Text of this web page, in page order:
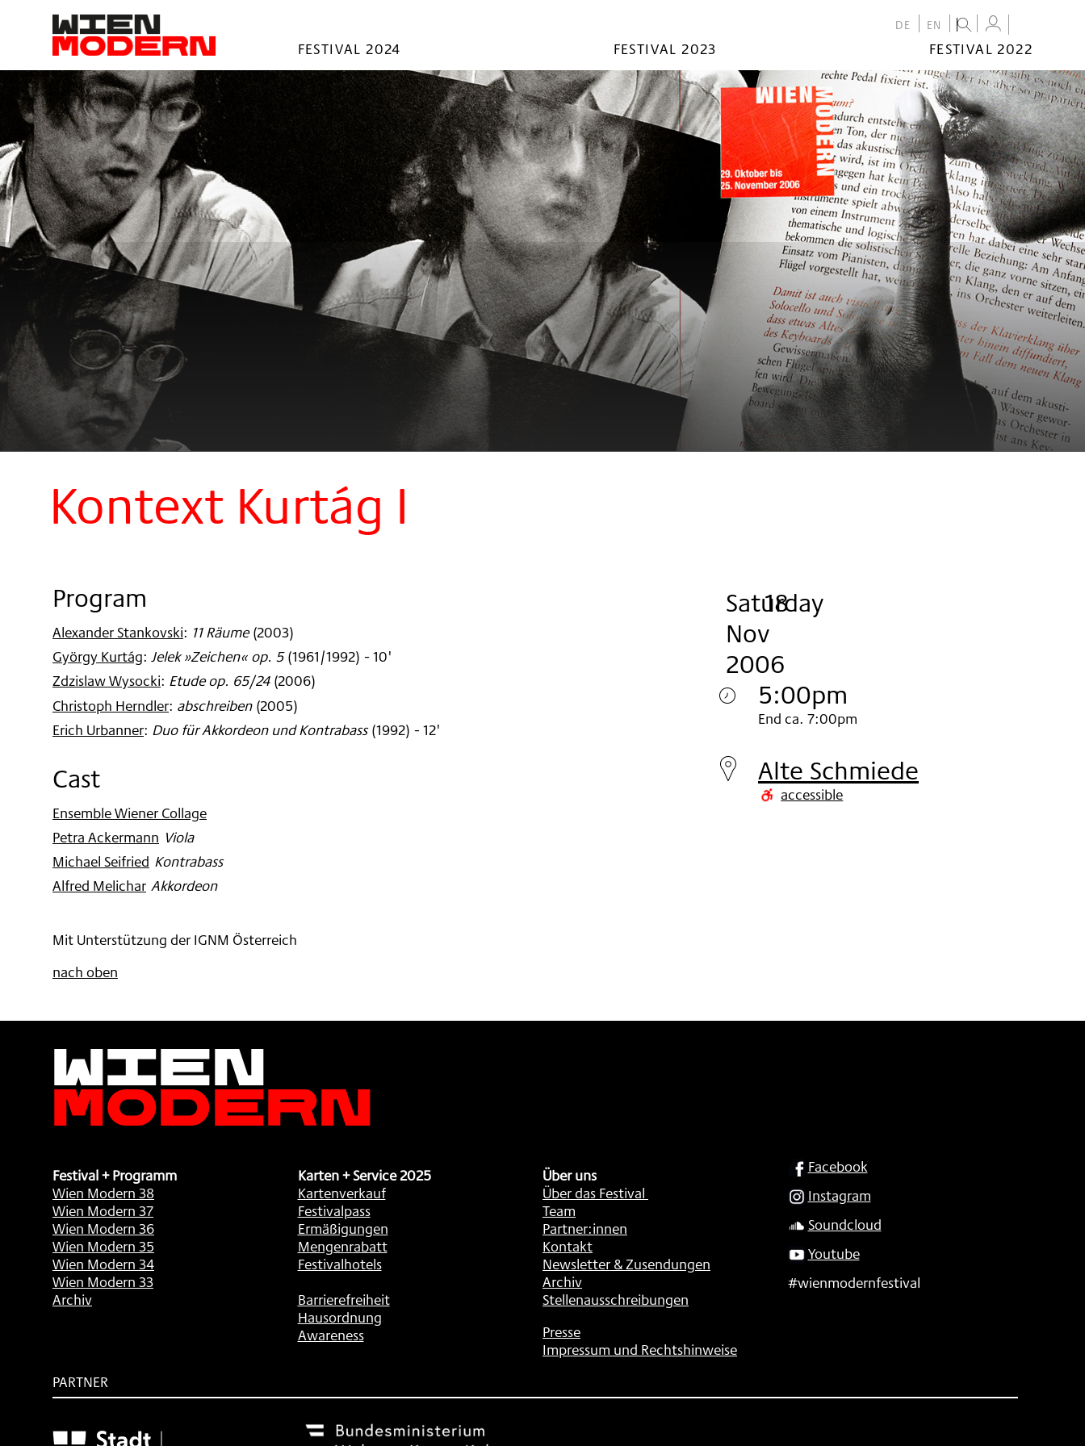
springen
DE EN
FESTIVAL 2024 FESTIVAL 2023
FESTIVAL 2022
FESTIVAL
2022
CALENDAR
VENUES
Kontext Kurtág I
Saturday
, 18
.
Nov
2006
.
5:00pm
Saturday
18.
Nov
End ca. 7:00pm
Alte Schmiede
accessible
Program
Alexander Stankovski: 11 Räume (2003)
György Kurtág: Jelek »Zeichen« op. 5 (1961/1992) - 10'
Zdzislaw Wysocki: Etude op. 65/24 (2006)
Christoph Herndler: abschreiben (2005)
Erich Urbanner: Duo für Akkordeon und Kontrabass (1992) - 12'
Cast
Ensemble Wiener Collage
Petra Ackermann: Viola
Michael Seifried: Kontrabass
Alfred Melichar
: Akkordeon
Mit Unterstützung der IGNM Österreich
nach oben
Wien
Modern
Festival + Programm
Wien Modern 38
Wien Modern 37
Wien Modern 36
Wien Modern 35
Wien Modern 34
Wien Modern 33
Archiv
Karten + Service 2025
Kartenverkauf
Festivalpass
Ermäßigungen
Mengenrabatt
Festivalhotels
Barrierefreiheit
Hausordnung
Awareness
Über uns
Über das Festival
Team
Partner:innen
Kontakt
Newsletter & Zusendungen
Archiv
Stellenausschreibungen
Presse
Impressum und Rechtshinweise
SOCIAL
Facebook
Instagram
Soundcloud
Youtube
#wienmodernfestival
PARTNER